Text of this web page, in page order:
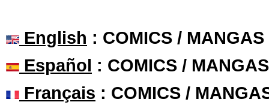
English : COMICS /
Español : COMICS /
Français : COMICS /